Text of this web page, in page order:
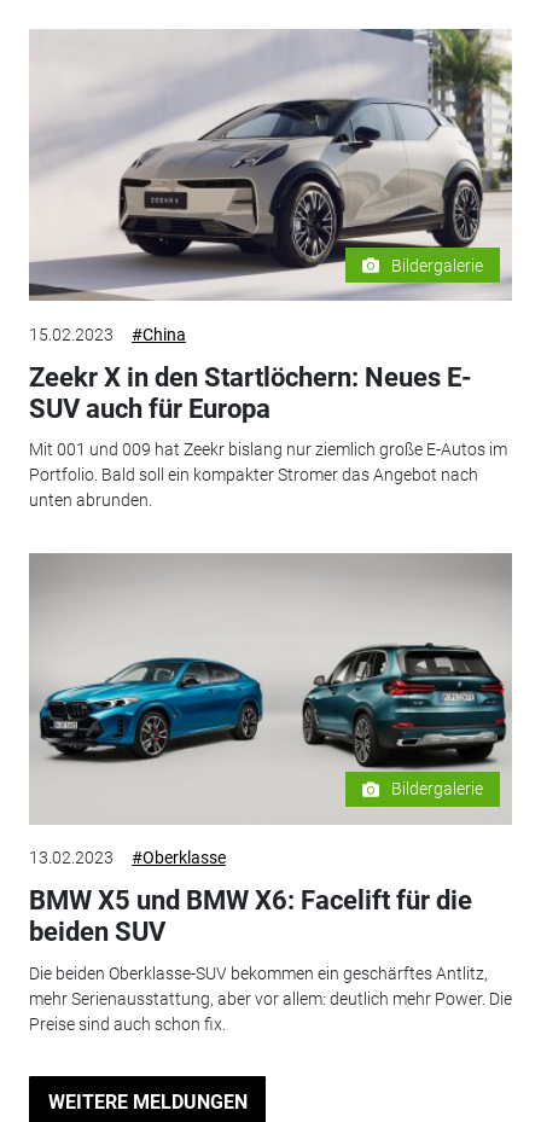
Bildergalerie
15.02.2023 #China
Zeekr X in den Startlöchern: Neues E-
SUV auch für Europa
Mit 001 und 009 hat Zeekr bislang nur ziemlich große E-Autos im
Portfolio. Bald soll ein kompakter Stromer das Angebot nach
unten abrunden.
Bildergalerie
13.02.2023 #Oberklasse
BMW X5 und BMW X6: Facelift für die
beiden SUV
Die beiden Oberklasse-SUV bekommen ein geschärftes Antlitz,
mehr Serienausstattung, aber vor allem: deutlich mehr Power. Die
Preise sind auch schon fix.
WEITERE MELDUNGEN